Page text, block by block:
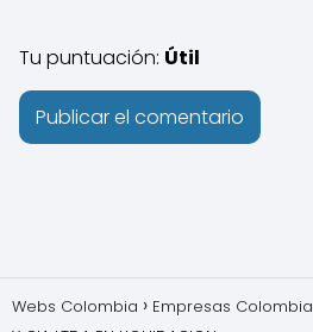
Tu puntuación: Útil
Webs Colombia Empresas Colombia